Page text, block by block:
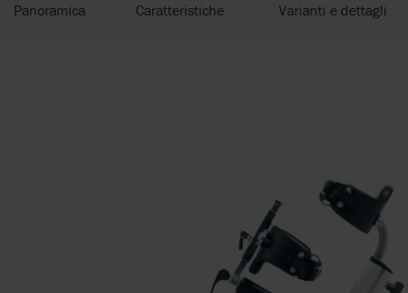
Panoramica Caratteristiche Varianti e dettagli